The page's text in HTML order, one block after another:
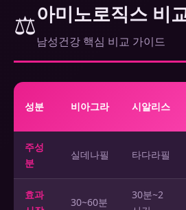
⚖️아미노로직스 비
남성건강 핵심 비교 가이드
성분 비아그라 시알리스
주성
분
실데나필 타다라필
효과
30~60분
30분~2